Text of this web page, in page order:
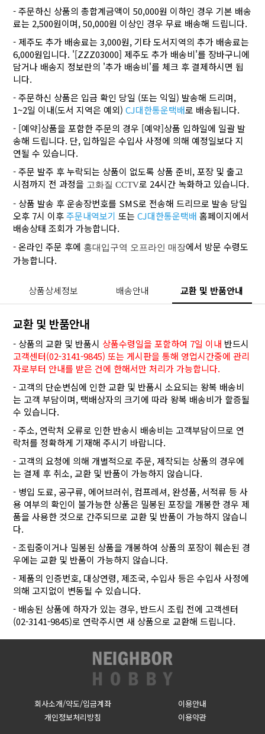
- 주문하신 상품의 총합계금액이 50,000원 이하인 경우 기본 배송
료는 2,500원이며, 50,000원 이상인 경우 무료 배송해 드립니다.
- 제주도 추가 배송료는 3,000원, 기타 도서지역의 추가 배송료는
6,000원입니다. '[ZZZ03000] 제주도 추가 배송비'를 장바구니에
담거나 배송지 정보란의 '추가 배송비'를 체크 후 결제하시면 됩
니다.
- 주문하신 상품은 입금 확인 당일 (또는 익일) 발송해 드리며,
1~2일 이내(도서 지역은 예외)CJ대한통운택배로 배송됩니다.
- [예약]상품을 포함한 주문의 경우 [예약]상품 입하일에 일괄 발
송해 드립니다. 단, 입하일은 수입사 사정에 의해 예정일보다 지
연될 수 있습니다.
- 주문 발주 후 누락되는 상품이 없도록 상품 준비, 포장 및 출고
시점까지 전 과정을 고화질 CCTV로 24시간 녹화하고 있습니다.
- 상품 발송 후 운송장번호를 SMS로 전송해 드리므로 발송 당일
오후 7시 이후주문내역보기 또는CJ대한통운택배 홈페이지에서
배송상태 조회가 가능합니다.
- 온라인 주문 후에 홍대입구역 오프라인 매장에서 방문 수령도
가능합니다.
상품상세정보 배송안내 교환 및 반품안내
교환 및 반품안내
- 상품의 교환 및 반품시 상품수령일을 포함하여 7일 이내 반드시
고객센터(02-3141-9845) 또는 게시판을 통해 영업시간중에 관리
자로부터 안내를 받은 건에 한해서만 처리가 가능합니다.
- 고객의 단순변심에 인한 교환 및 반품시 소요되는 왕복 배송비
는 고객 부담이며, 택배상자의 크기에 따라 왕복 배송비가 할증될
수 있습니다.
- 주소, 연락처 오류로 인한 반송시 배송비는 고객부담이므로 연
락처를 정확하게 기재해 주시기 바랍니다.
- 고객의 요청에 의해 개별적으로 주문, 제작되는 상품의 경우에
는 결제 후 취소, 교환 및 반품이 가능하지 않습니다.
- 병입 도료, 공구류, 에어브러쉬, 컴프레셔, 완성품, 서적류 등 사
용 여부의 확인이 불가능한 상품은 밀봉된 포장을 개봉한 경우 제
품을 사용한 것으로 간주되므로 교환 및 반품이 가능하지 않습니
다.
- 조립중이거나 밀봉된 상품을 개봉하여 상품의 포장이 훼손된 경
우에는 교환 및 반품이 가능하지 않습니다.
- 제품의 인증번호, 대상연령, 제조국, 수입사 등은 수입사 사정에
의해 고지없이 변동될 수 있습니다.
- 배송된 상품에 하자가 있는 경우, 반드시 조립 전에 고객센터
(02-3141-9845)로 연락주시면 새 상품으로 교환해 드립니다.
회사소개/약도/입금계좌
이용안내
개인정보처리방침
이용약관